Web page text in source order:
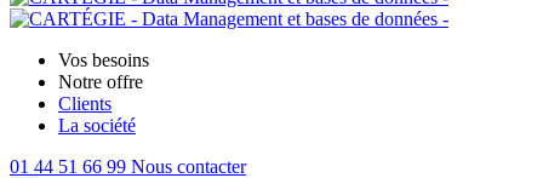
Vos besoins
Notre offre
Clients
La société
01 44 51 66 99 Nous contacter